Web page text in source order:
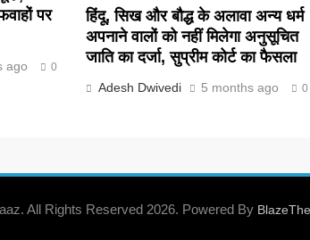
पर
ago 0
हिंदू, सिख और बौद्ध के अलावा अन्य धर्म
अपनाने वालों को नहीं मिलेगा अनुसूचित
जाति का दर्जा, सुप्रीम कोर्ट का फैसला
Adesh Dwivedi 5 months ago 0
All Rights Reserved 2026. Powered By